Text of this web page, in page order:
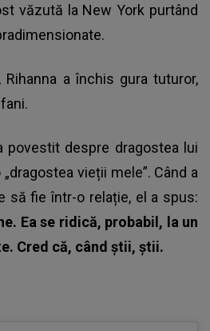
văzută la New York purtând
a închis gura tuturor,
povestit despre dragostea lui
vieții mele”. Când a
să fie într-o relație, el a spus:
Ea se ridică, probabil, la un
Cred că, când știi, știi.